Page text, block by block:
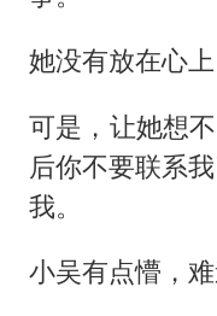
她没有放在心上
可是，让她想
后你不要联系
我。
小吴有点懵，